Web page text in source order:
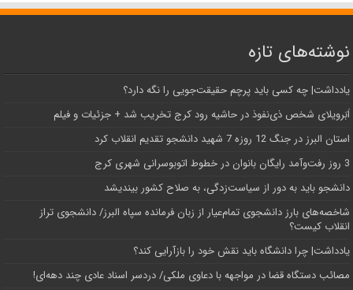
نوشته‌های تازه
یادداشت| ‌چه کسی باید پرچم حقیقت‌جویی را نگه دارد؟
اَبَر‌ویلای شخص ذی‌نفوذ در حاشیه‌ رود کرج تخریب شد + جزئیات و فیلم
استان البرز در جنگ 12 روزه 7 شهید دانشجو تقدیم انقلاب کرد
3 روز رفت‌وآمد رایگان بانوان در خطوط اتوبوسرانی شهری کرج
دانشجو باید به دور از سیاست‌زدگی، به صلاح کشور بیندیشد
شاخصه‌های بارز دانشجوی تمام‌عیار از زبان فرمانده سپاه البرز/ دانشجوی تراز
انقلاب کیست؟
یادداشت| چرا دانشگاه باید نقش خود را بازآرایی کند؟
مصائب دستگاه قضا در مواجهه با دعاوی ملکی/ دردسر اسناد عادی چند‌ دهه‌ای!